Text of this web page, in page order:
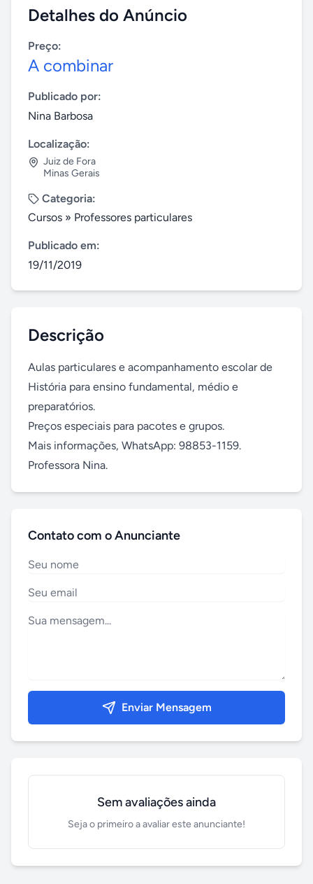
Detalhes do Anúncio
Preço:
A combinar
Publicado por:
Nina Barbosa
Localização:
Juiz de Fora
Minas Gerais
Categoria:
Cursos » Professores particulares
Publicado em:
19/11/2019
Descrição
Aulas particulares e acompanhamento escolar de
História para ensino fundamental, médio e
preparatórios.
Preços especiais para pacotes e grupos.
Mais informações, WhatsApp: 98853-1159.
Professora Nina.
Contato com o Anunciante
Enviar Mensagem
Sem avaliações ainda
Seja o primeiro a avaliar este anunciante!